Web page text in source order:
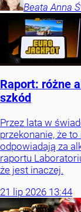
Beata Anna
Raport: różne
szkód
Przez lata w
przekonanie, że
odpowiadają za
raportu
że jest inaczej.
21 lip 2026 13:44